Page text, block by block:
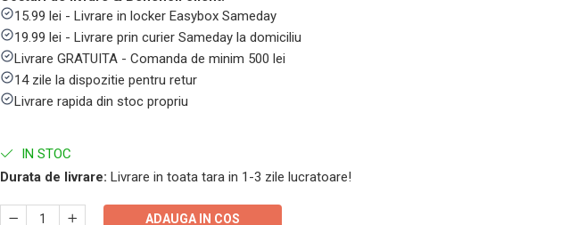
15.99 lei - Livrare in locker Easybox Sameday
19.99 lei - Livrare prin curier Sameday la domiciliu
Livrare GRATUITA - Comanda de minim 500 lei
14 zile la dispozitie pentru retur
Livrare rapida din stoc propriu
IN STOC
Durata de livrare: Livrare in toata tara in 1-3 zile lucratoare!
ADAUGA IN COS